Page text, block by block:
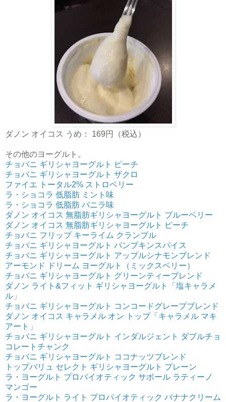
ダノン オイコス うめ： 169円（税込）
その他のヨーグルト。
チョバニ ギリシャヨーグルト ピーチ
チョバニ ギリシャヨーグルト ザクロ
ファイエ トータル2% ストロベリー
ラ・ショコラ 低脂肪 ミント味
ラ・ショコラ 低脂肪 バニラ味
ダノン オイコス 無脂肪ギリシャヨーグルト ブルーベリー
ダノン オイコス 無脂肪ギリシャヨーグルト ピーチ
チョバニ フリップ キーライム クランブル
チョバニ ギリシャヨーグルト パンプキンスパイス
チョバニ ギリシャヨーグルト アップルシナモンブレンド
アーモンド ドリーム ヨーグルト（ミックスベリー）
チョバニ ギリシャヨーグルト グリーンティーブレンド
ダノン ライト&フィット ギリシャヨーグルト「塩キャラメ
ル」
チョバニ ギリシャヨーグルト コンコードグレープブレンド
ダノン オイコス キャラメル オン トップ「キャラメル マキ
アート」
チョバニ ギリシャヨーグルト インダルジェント ダブルチョ
コレートチャンク
チョバニ ギリシャヨーグルト ココナッツブレンド
トップバリュ セレクト ギリシャヨーグルト プレーン
ラ・ヨーグルト プロバイオティック サボール ラティーノ
マンゴー
ラ・ヨーグルト ライト プロバイオティック バナナクリーム